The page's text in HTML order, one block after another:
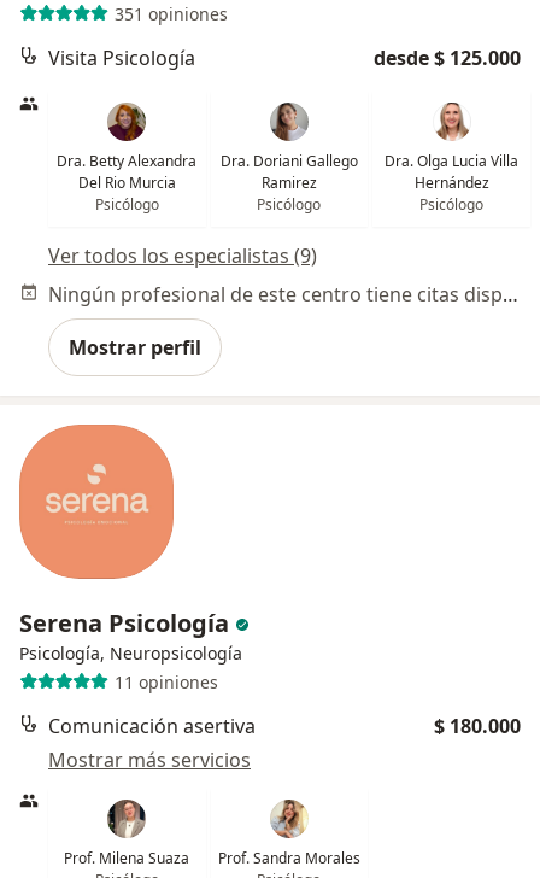
351 opiniones
Visita Psicología desde $ 125.000
Dra. Betty Alexandra
Del Rio Murcia
Psicólogo
Dra. Doriani Gallego
Ramirez
Psicólogo
Dra. Olga Lucia Villa
Hernández
Psicólogo
Ver todos los especialistas (9)
Ningún profesional de este centro tiene citas disponibles
Mostrar perfil
Serena Psicología
Psicología, Neuropsicología
11 opiniones
Comunicación asertiva
$ 180.000
Mostrar más servicios
Prof. Milena Suaza
Prof. Sandra Morales